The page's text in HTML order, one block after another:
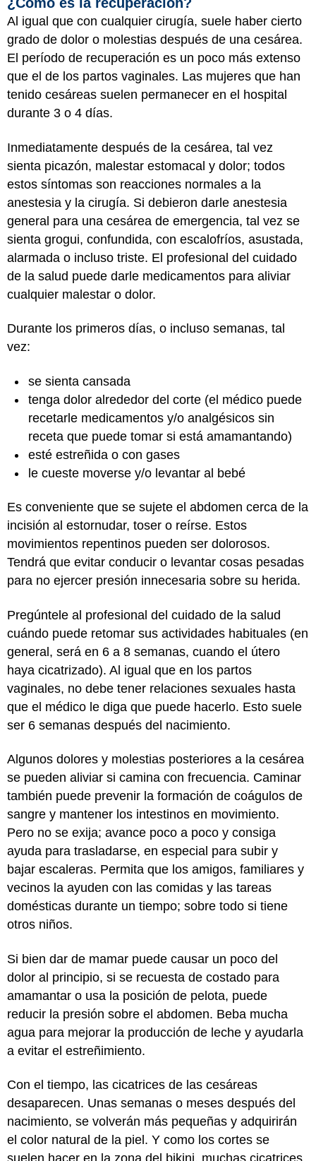
Al igual que con cualquier cirugía, suele haber cierto
grado de dolor o molestias después de una cesárea.
El período de recuperación es un poco más extenso
que el de los partos vaginales. Las mujeres que han
tenido cesáreas suelen permanecer en el hospital
durante 3 o 4 días.
Inmediatamente después de la cesárea, tal vez
sienta picazón, malestar estomacal y dolor; todos
estos síntomas son reacciones normales a la
anestesia y la cirugía. Si debieron darle anestesia
general para una cesárea de emergencia, tal vez se
sienta grogui, confundida, con escalofríos, asustada,
alarmada o incluso triste. El profesional del cuidado
de la salud puede darle medicamentos para aliviar
cualquier malestar o dolor.
Durante los primeros días, o incluso semanas, tal
vez:
se sienta cansada
tenga dolor alrededor del corte (el médico puede
recetarle medicamentos y/o analgésicos sin
receta que puede tomar si está amamantando)
esté estreñida o con gases
le cueste moverse y/o levantar al bebé
Es conveniente que se sujete el abdomen cerca de la
incisión al estornudar, toser o reírse. Estos
movimientos repentinos pueden ser dolorosos.
Tendrá que evitar conducir o levantar cosas pesadas
para no ejercer presión innecesaria sobre su herida.
Pregúntele al profesional del cuidado de la salud
cuándo puede retomar sus actividades habituales (en
general, será en 6 a 8 semanas, cuando el útero
haya cicatrizado). Al igual que en los partos
vaginales, no debe tener relaciones sexuales hasta
que el médico le diga que puede hacerlo. Esto suele
ser 6 semanas después del nacimiento.
Algunos dolores y molestias posteriores a la cesárea
se pueden aliviar si camina con frecuencia. Caminar
también puede prevenir la formación de coágulos de
sangre y mantener los intestinos en movimiento.
Pero no se exija; avance poco a poco y consiga
ayuda para trasladarse, en especial para subir y
bajar escaleras. Permita que los amigos, familiares y
vecinos la ayuden con las comidas y las tareas
domésticas durante un tiempo; sobre todo si tiene
otros niños.
Si bien dar de mamar puede causar un poco del
dolor al principio, si se recuesta de costado para
amamantar o usa la posición de pelota, puede
reducir la presión sobre el abdomen. Beba mucha
agua para mejorar la producción de leche y ayudarla
a evitar el estreñimiento.
Con el tiempo, las cicatrices de las cesáreas
desaparecen. Unas semanas o meses después del
nacimiento, se volverán más pequeñas y adquirirán
el color natural de la piel. Y como los cortes se
suelen hacer en la zona del bikini, muchas cicatrices